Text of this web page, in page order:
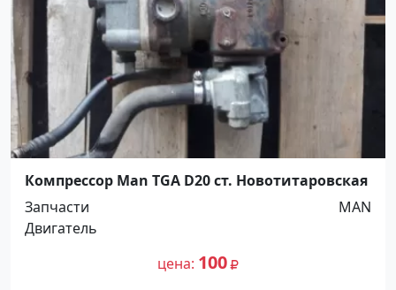
Компрессор Man TGA D20 ст. Новотитаровская
Запчасти
MAN
Двигатель
цена 100